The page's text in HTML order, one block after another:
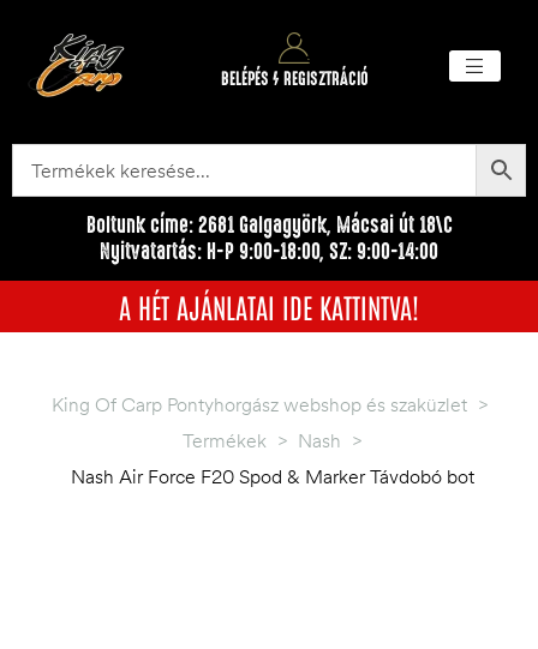
BELÉPÉS / REGISZTRÁCIÓ
Boltunk címe: 2681 Galgagyörk, Mácsai út 18\C
Nyitvatartás: H-P 9:00-18:00, SZ: 9:00-14:00
A HÉT AJÁNLATAI IDE KATTINTVA!
King Of Carp Pontyhorgász webshop és szaküzlet >
Termékek > Nash >
Nash Air Force F20 Spod & Marker Távdobó bot